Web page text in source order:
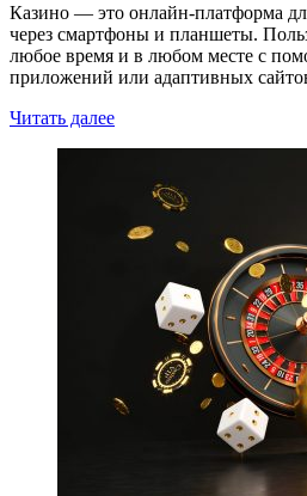
Казино — это онлайн-платформа
через смартфоны и планшеты.
любое время и в любом месте с
приложений или адаптивных
Читать далее